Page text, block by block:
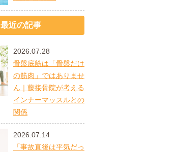
最近の記事
2026.07.28
骨盤底筋は「骨盤だけ
の筋肉」ではありませ
ん｜藤接骨院が考える
インナーマッスルとの
関係
2026.07.14
「事故直後は平気だっ